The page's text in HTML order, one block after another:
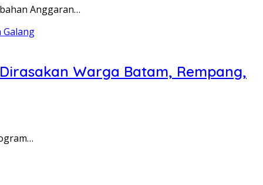
Anggaran…
Warga Batam, Rempang,